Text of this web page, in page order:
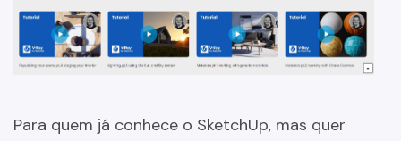
Para quem já conhece o SketchUp, mas quer